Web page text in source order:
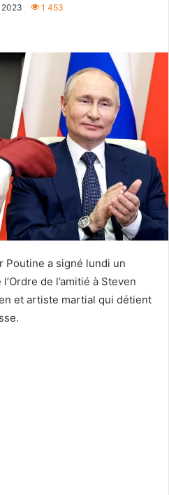
2023 1 453
Poutine a signé lundi un
de l’amitié à Steven
et artiste martial qui détient